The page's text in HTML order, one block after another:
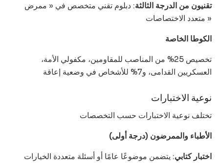
تقنيون من الدرجة الثالثة: دبلوم تقني متخصص في « ممرض
متعدد الاختصاصات »
الكوطا الخاصة
تخصيص 25% من المناصب للمقاومين، مكفولي الأمة،
العسكريين القدامى، و7% للأشخاص في وضعية إعاقة
نوعية الاختبارات
تختلف نوعية الاختبارات حسب التخصصات
الأطباء والممرضون (درجة أولى)
اختبار كتابي: يتضمن موضوعًا عامًا أو أسئلة متعددة الخيارات